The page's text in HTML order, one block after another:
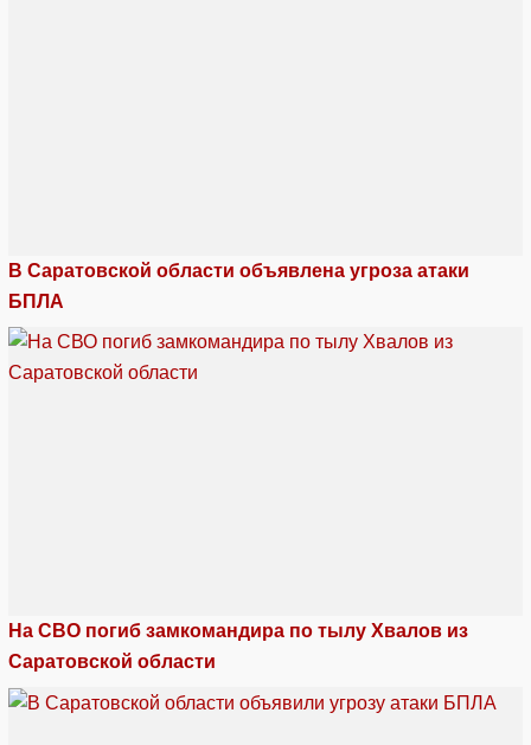
В Саратовской области объявлена угроза атаки
БПЛА
На СВО погиб замкомандира по тылу Хвалов из
Саратовской области